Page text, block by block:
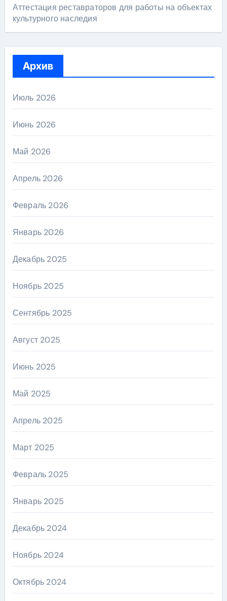
Аттестация реставраторов для работы на объектах
культурного наследия
Архив
Июль 2026
Июнь 2026
Май 2026
Апрель 2026
Февраль 2026
Январь 2026
Декабрь 2025
Ноябрь 2025
Сентябрь 2025
Август 2025
Июнь 2025
Май 2025
Апрель 2025
Март 2025
Февраль 2025
Январь 2025
Декабрь 2024
Ноябрь 2024
Октябрь 2024